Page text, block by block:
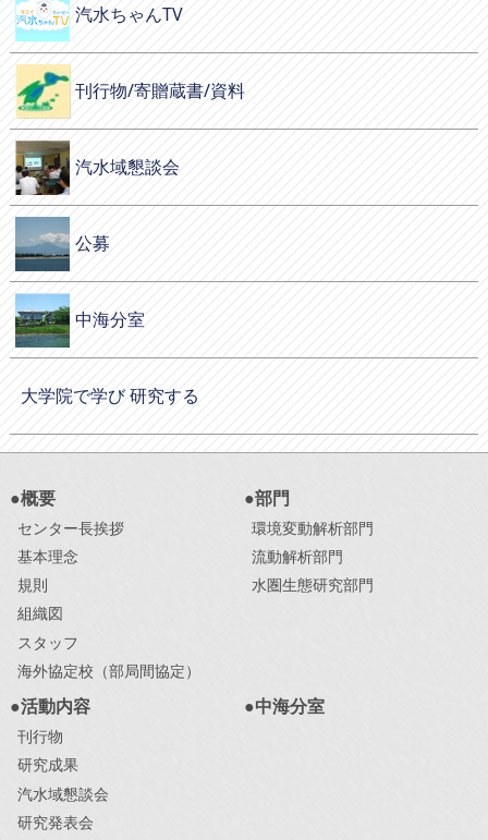
汽水ちゃんTV
刊行物/寄贈蔵書/資料
汽水域懇談会
公募
中海分室
大学院で学び 研究する
●概要
センター長挨拶
基本理念
規則
組織図
スタッフ
海外協定校（部局間協定）
●部門
環境変動解析部門
流動解析部門
水圏生態研究部門
●活動内容
刊行物
研究成果
汽水域懇談会
研究発表会
●中海分室